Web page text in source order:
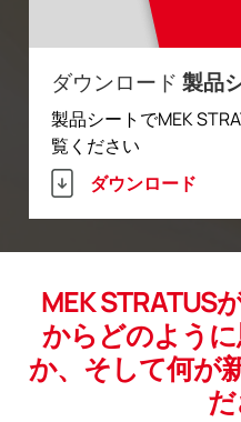
ダウンロード 製品
製品シートでMEK
覧ください
ダウンロード
MEK STRATUS
からどのよう
か、そして何が